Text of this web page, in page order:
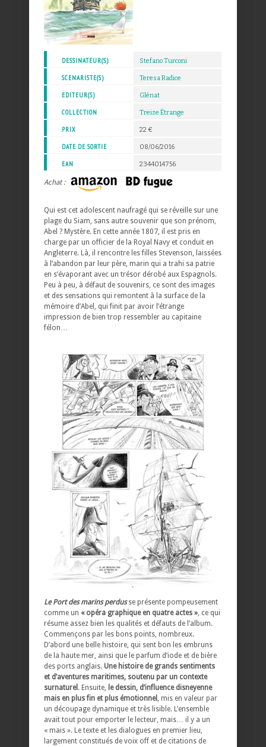
DESSINATEUR(S) Stefano Turconi
SCENARISTE(S) Teresa Radice
EDITEUR(S) Glénat
COLLECTION Treize Étrange
PRIX 22 €
DATE DE SORTIE 08/06/2016
EAN 2344014756
Achat :
Qui est cet adolescent naufragé qui se réveille sur une
plage du Siam, sans autre souvenir que son prénom,
Abel ? Mystère. En cette année 1807, il est pris en
charge par un officier de la Royal Navy et conduit en
Angleterre. Là, il rencontre les filles Stevenson, laissées
à l’abandon par leur père, marin qui a trahi sa patrie
en s’évaporant avec un trésor dérobé aux Espagnols.
Peu à peu, à défaut de souvenirs, ce sont des images
et des sensations qui remontent à la surface de la
mémoire d’Abel, qui finit par avoir l’étrange
impression de bien trop ressembler au capitaine
félon…
Le Port des marins perdusse présente pompeusement
comme un « opéra graphique en quatre actes », ce qui
résume assez bien les qualités et défauts de l’album.
Commençons par les bons points, nombreux.
D’abord une belle histoire, qui sent bon les embruns
de la haute mer, ainsi que le parfum d’iode et de bière
des ports anglais. Une histoire de grands sentiments
et d’aventures maritimes, soutenu par un contexte
surnaturel . Ensuite, le dessin, d’influence disneyenne
mais en plus fin et plus émotionnel , mis en valeur par
un découpage dynamique et très lisible. L’ensemble
avait tout pour emporter le lecteur, mais… il y a un
« mais ». Le texte et les dialogues en premier lieu,
largement constitués de voix off et de citations de